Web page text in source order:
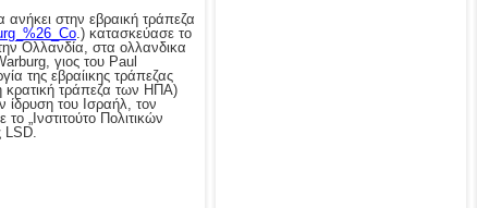
στην εβραική τράπεζα
.) κατασκεύασε το
Ολλανδία, στα ολλανδικα
γιος του Paul
της εβραίικης τράπεζας
κρατική τράπεζα των ΗΠΑ)
ίδρυση του Ισραήλ, τον
„Ινστιτούτο Πολιτικών